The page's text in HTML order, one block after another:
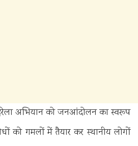
अभियान को जनआंदोलन का स्वरूप
को गमलों में तैयार कर स्थानीय लोगों